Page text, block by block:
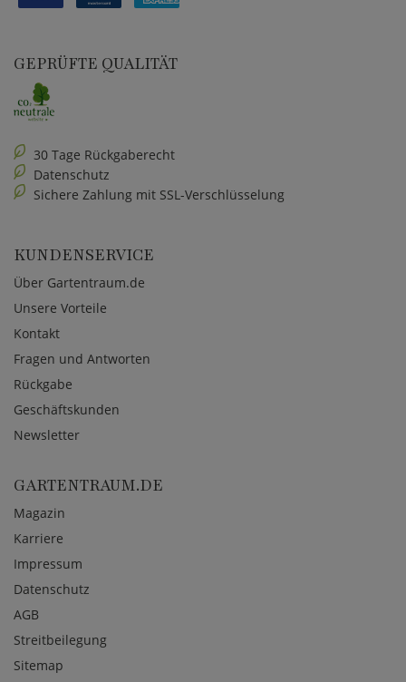
GEPRÜFTE QUALITÄT
30 Tage Rückgaberecht
Datenschutz
Sichere Zahlung mit SSL-Verschlüsselung
KUNDENSERVICE
Über Gartentraum.de
Unsere Vorteile
Kontakt
Fragen und Antworten
Rückgabe
Geschäftskunden
Newsletter
GARTENTRAUM.DE
Magazin
Karriere
Impressum
Datenschutz
AGB
Streitbeilegung
Sitemap